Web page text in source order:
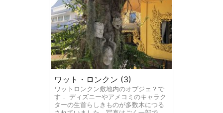
ワット・ロンクン (3)
ワットロンクン敷地内のオブジェ？で
す． ディズニーやアメコミのキャラク
ターの生首らしきものが多数木につる